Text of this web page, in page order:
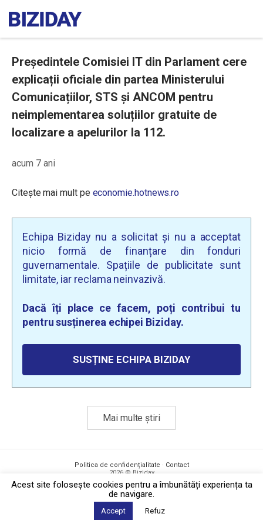
Președintele Comisiei IT din Parlament cere
explicații oficiale din partea Ministerului
Comunicațiilor, STS și ANCOM pentru
neimplementarea soluțiilor gratuite de
localizare a apelurilor la 112.
acum 7 ani
Citește mai mult pe economie.hotnews.ro
Echipa Biziday nu a solicitat și nu a acceptat
nicio formă de finanțare din fonduri
guvernamentale. Spațiile de publicitate sunt
limitate, iar reclama neinvazivă.
Dacă îți place ce facem, poți contribui tu
pentru susținerea echipei Biziday.
SUSȚINE ECHIPA BIZIDAY
Mai multe știri
Politica de confidențialitate · Contact
2026 © Biziday
Acest site foloseşte cookies pentru a îmbunătăți experiența ta
de navigare.
Accept Refuz